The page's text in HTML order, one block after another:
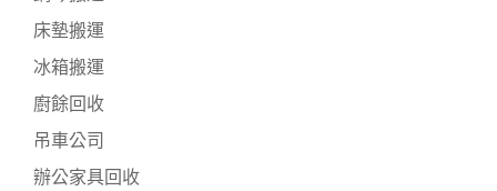
床墊搬運
冰箱搬運
廚餘回收
吊車公司
辦公家具回收